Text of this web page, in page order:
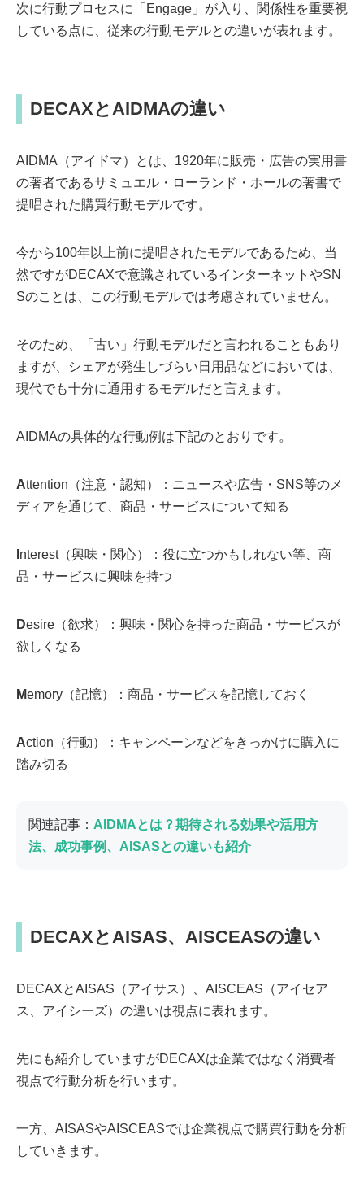
次に行動プロセスに「Engage」が入り、関係性を重要視
している点に、従来の行動モデルとの違いが表れます。
DECAXとAIDMAの違い
AIDMA（アイドマ）とは、1920年に販売・広告の実用書
の著者であるサミュエル・ローランド・ホールの著書で
提唱された購買行動モデルです。
今から100年以上前に提唱されたモデルであるため、当
然ですがDECAXで意識されているインターネットやSN
Sのことは、この行動モデルでは考慮されていません。
そのため、「古い」行動モデルだと言われることもあり
ますが、シェアが発生しづらい日用品などにおいては、
現代でも十分に通用するモデルだと言えます。
AIDMAの具体的な行動例は下記のとおりです。
Attention（注意・認知）：ニュースや広告・SNS等のメ
ディアを通じて、商品・サービスについて知る
nterest（興味・関心）：役に立つかもしれない等、商
品・サービスに興味を持つ
Desire（欲求）：興味・関心を持った商品・サービスが
欲しくなる
Memory（記憶）：商品・サービスを記憶しておく
Action（行動）：キャンペーンなどをきっかけに購入に
踏み切る
関連記事： AIDMAとは？期待される効果や活用方
法、成功事例、AISASとの違いも紹介
DECAXとAISAS、AISCEASの違い
DECAXとAISAS（アイサス）、AISCEAS（アイセア
ス、アイシーズ）の違いは視点に表れます。
先にも紹介していますがDECAXは企業ではなく消費者
視点で行動分析を行います。
一方、AISASやAISCEASでは企業視点で購買行動を分析
していきます。